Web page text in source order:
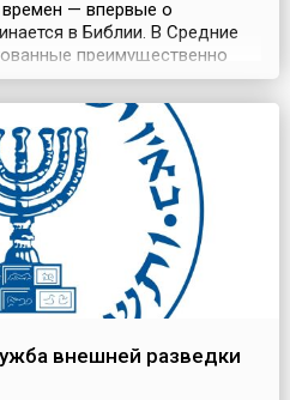
— впервые о
в Библии. В Средние
преимущественно
частый характер,
где евреев винили в
болезней и других
и по религиозным
внешней разведки